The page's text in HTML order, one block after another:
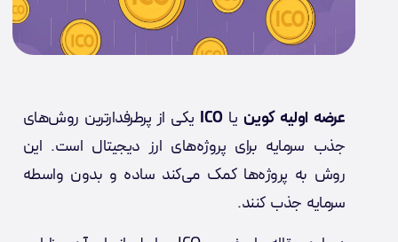
عرضه اولیه کوین یاICO یکی از پرطرفدارترین روش‌های
جذب سرمایه برای پروژه‌های ارز دیجیتال است. این
روش به پروژه‌ها کمک می‌کند ساده و بدون واسطه
سرمایه جذب کنند.